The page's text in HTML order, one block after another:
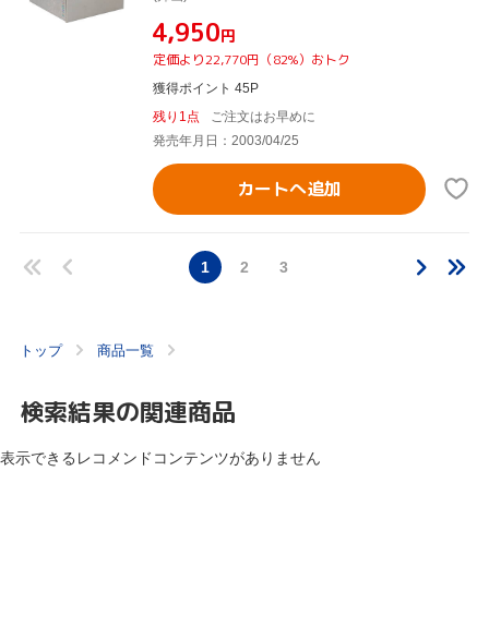
¥4,950円
定価より22,770円（82%）おトク
獲得ポイント 45P
残り1点
ご注文はお早めに
発売年月日：2003/04/25
カートへ追加
1 2 3
トップ 商品一覧
検索結果の関連商品
表示できるレコメンドコンテンツがありません